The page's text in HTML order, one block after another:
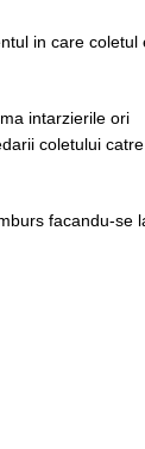
in care coletul
intarzierile ori
coletului catre
facandu-se